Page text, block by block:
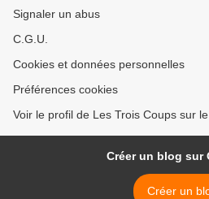
Signaler un abus
C.G.U.
Cookies et données personnelles
Préférences cookies
Voir le profil de Les Trois Coups sur
Créer un blog sur
Créer un